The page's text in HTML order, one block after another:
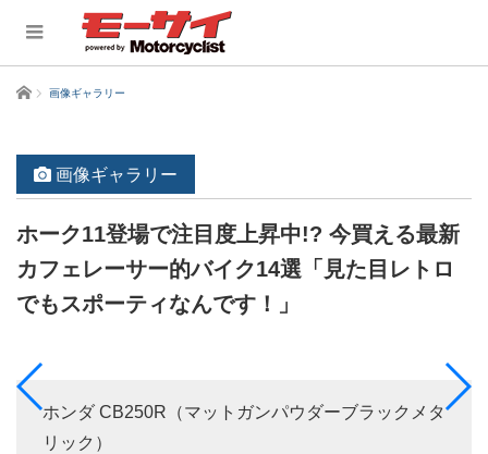
ホーム 画像ギャラリー
画像ギャラリー
ホーク11登場で注目度上昇中!? 今買える最新
カフェレーサー的バイク14選「見た目レトロ
でもスポーティなんです！」
ホンダ CB250R（マットガンパウダーブラックメタ
リック）